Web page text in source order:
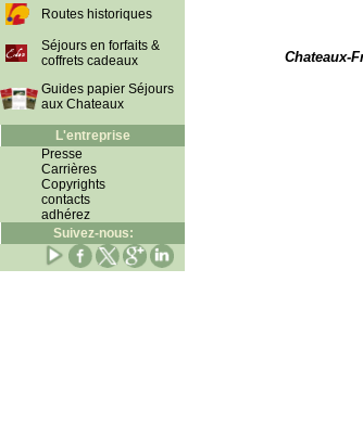
Routes historiques
Séjours en forfaits &
coffrets cadeaux
Guides papier Séjours
aux Chateaux
L'entreprise
Presse
Carrières
Copyrights
contacts
adhérez
Suivez-nous:
Chateaux-